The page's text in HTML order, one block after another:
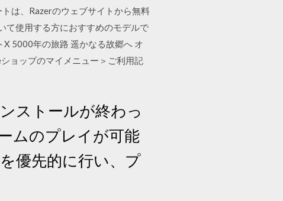
は、Razerのウェブサイトから無料
て使用する方におすすめのモデルで
5000年の旅路 遥かなる故郷へ オ
ョップのマイメニュー＞ご利用記
ストールが終わっ
ムのプレイが可能
優先的に行い、プ